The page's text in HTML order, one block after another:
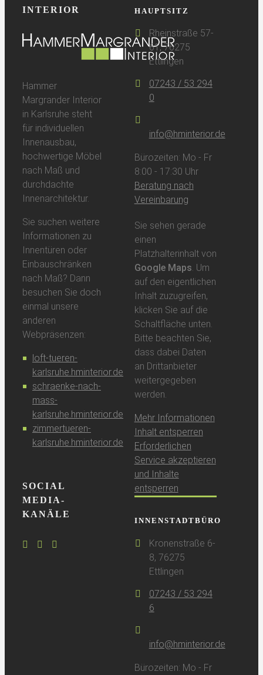
INTERIOR
Hammer
Margrander Interior
in Karlsruhe steht
für individuellen
Innenausbau,
hochwertige Möbel
nach Maß und
durchdachte
Innenarchitektur.
Sie suchen weitere
Informationen zu
Innentüren oder
Einbauschränken
nach Maß? Dann
besuchen Sie doch
einmal unsere
anderen
Webpräsenzen:
loft-tueren-
karlsruhe.hminterior.de
schraenke-nach-
mass-
karlsruhe.hminterior.de
zimmertueren-
karlsruhe.hminterior.de
SOCIAL
MEDIA-
KANÄLE
HAUPTSITZ
Rheinstraße 57-
61, 76275
Ettlingen
07243 / 53 294
0
info@hminterior.de
Bürozeiten: Mo - Fr
8:00 - 17:30 Uhr
Beratung nach
Vereinbarung
Sie sehen gerade
einen
Platzhalterinhalt von
Google Maps. Um
auf den eigentlichen
Inhalt zuzugreifen,
klicken Sie auf die
Schaltfläche unten.
Bitte beachten Sie,
dass dabei Daten
an Drittanbieter
weitergegeben
werden.
Mehr Informationen
Inhalt entsperren
Erforderlichen
Service akzeptieren
und Inhalte
entsperren
INNENSTADTBÜRO
Kronenstraße 6-
8, 76275
Ettlingen
07243 / 53 294
6
info@hminterior.de
Bürozeiten: Mo - Fr